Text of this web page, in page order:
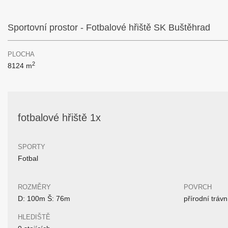
Sportovní prostor - Fotbalové hřiště SK Buštěhrad
PLOCHA
8124 m2
fotbalové hřiště 1x
SPORTY
Fotbal
ROZMĚRY
D: 100m Š: 76m
HLEDIŠTĚ
POVRCH
přírodní